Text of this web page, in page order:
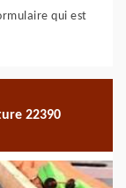
qui est
22390